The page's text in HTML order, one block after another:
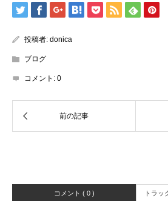
投稿者: donica
ブログ
コメント: 0
コメント ( 0 ) トラッ